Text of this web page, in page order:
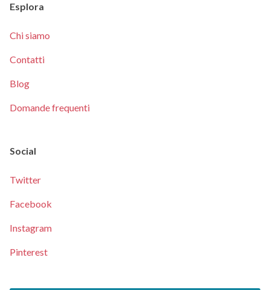
Esplora
Chi siamo
Contatti
Blog
Domande frequenti
Social
Twitter
Facebook
Instagram
Pinterest